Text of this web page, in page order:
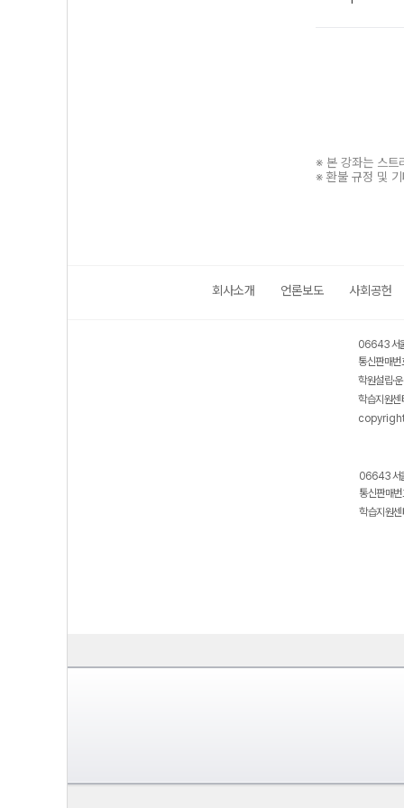
※ 본 강좌는 스트
※ 환불 규정 및
회사소개 언론보도 사회공헌
06643 서
통신판매
학원설립·
학습지원
06643 서
통신판매
학습지원